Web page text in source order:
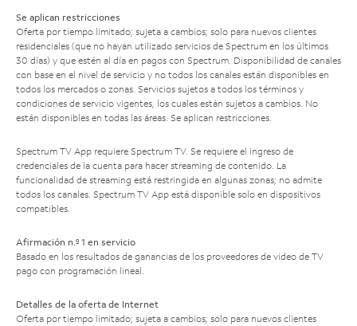
Se aplican restricciones
Oferta por tiempo limitado; sujeta a cambios; solo para nuevos clientes
residenciales (que no hayan utilizado servicios de Spectrum en los últimos
30 días) y que estén al día en pagos con Spectrum. Disponibilidad de canales
con base en el nivel de servicio y no todos los canales están disponibles en
todos los mercados o zonas. Servicios sujetos a todos los términos y
condiciones de servicio vigentes, los cuales están sujetos a cambios. No
están disponibles en todas las áreas. Se aplican restricciones.
Spectrum TV App requiere Spectrum TV. Se requiere el ingreso de
credenciales de la cuenta para hacer streaming de contenido. La
funcionalidad de streaming está restringida en algunas zonas; no admite
todos los canales. Spectrum TV App está disponible solo en dispositivos
compatibles.
Afirmación n.º 1 en servicio
Basado en los resultados de ganancias de los proveedores de video de TV
pago con programación lineal.
Detalles de la oferta de Internet
Oferta por tiempo limitado; sujeta a cambios; solo para nuevos clientes